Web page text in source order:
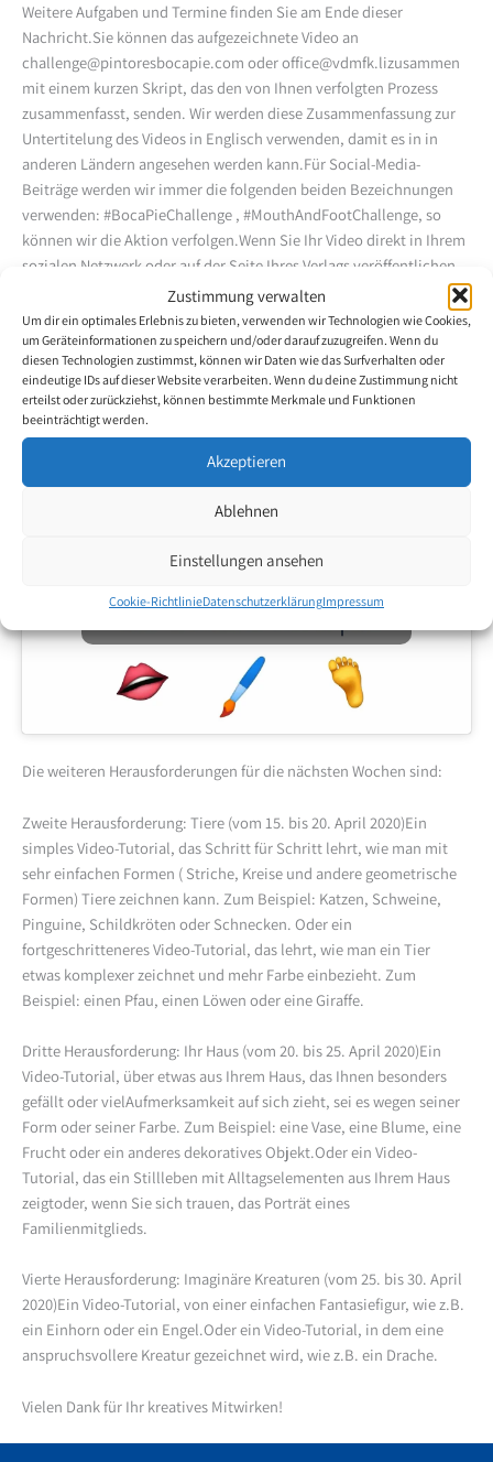
Zustimmung verwalten
Um dir ein optimales Erlebnis zu bieten, verwenden wir Technologien wie Cookies,
um Geräteinformationen zu speichern und/oder darauf zuzugreifen. Wenn du
diesen Technologien zustimmst, können wir Daten wie das Surfverhalten oder
eindeutige IDs auf dieser Website verarbeiten. Wenn du deine Zustimmung nicht
erteilst oder zurückziehst, können bestimmte Merkmale und Funktionen
beeinträchtigt werden.
Akzeptieren
Ablehnen
Einstellungen ansehen
Cookie-RichtlinieDatenschutzerklärungImpressum
Weitere Aufgaben und Termine finden Sie am Ende dieser
Nachricht.Sie können das aufgezeichnete Video an
challenge@pintoresbocapie.com oder office@vdmfk.lizusammen
mit einem kurzen Skript, das den von Ihnen verfolgten Prozess
zusammenfasst, senden. Wir werden diese Zusammenfassung zur
Untertitelung des Videos in Englisch verwenden, damit es in in
anderen Ländern angesehen werden kann.Für Social-Media-
Beiträge werden wir immer die folgenden beiden Bezeichnungen
verwenden: #BocaPieChallenge , #MouthAndFootChallenge, so
können wir die Aktion verfolgen.Wenn Sie Ihr Video direkt in Ihrem
sozialen Netzwerk oder auf der Seite Ihres Verlags veröffentlichen
möchten, ist es wichtig, die beiden Hashtags und die englischen
Untertitel einzufügen, um es auch für andere Länder verständlich
zu machen. Bitte teilen Sie Ihre Challenge mit uns allen!
Wir freuen uns darauf, die Werke aus der ganzen Welt zu sehen.Hier
haben Sie ein Beispiel unseres Stipendiaten Alejandro Pinazo, der
Ihnen erklärt,wie Sie ganz einfach Micky Maus zeichnen können.
Klicke hier, um Marketing-Cookies zu
Die weiteren Herausforderungen für die nächsten Wochen sind:
Zweite Herausforderung: Tiere (vom 15. bis 20. April 2020)Ein
simples Video-Tutorial, das Schritt für Schritt lehrt, wie man mit
sehr einfachen Formen ( Striche, Kreise und andere geometrische
Formen) Tiere zeichnen kann. Zum Beispiel: Katzen, Schweine,
Pinguine, Schildkröten oder Schnecken. Oder ein
fortgeschritteneres Video-Tutorial, das lehrt, wie man ein Tier
etwas komplexer zeichnet und mehr Farbe einbezieht. Zum
Beispiel: einen Pfau, einen Löwen oder eine Giraffe.
Dritte Herausforderung: Ihr Haus (vom 20. bis 25. April 2020)Ein
Video-Tutorial, über etwas aus Ihrem Haus, das Ihnen besonders
gefällt oder vielAufmerksamkeit auf sich zieht, sei es wegen seiner
Form oder seiner Farbe. Zum Beispiel: eine Vase, eine Blume, eine
Frucht oder ein anderes dekoratives Objekt.Oder ein Video-
Tutorial, das ein Stillleben mit Alltagselementen aus Ihrem Haus
zeigtoder, wenn Sie sich trauen, das Porträt eines
Familienmitglieds.
Vierte Herausforderung: Imaginäre Kreaturen (vom 25. bis 30. April
2020)Ein Video-Tutorial, von einer einfachen Fantasiefigur, wie z.B.
ein Einhorn oder ein Engel.Oder ein Video-Tutorial, in dem eine
anspruchsvollere Kreatur gezeichnet wird, wie z.B. ein Drache.
Vielen Dank für Ihr kreatives Mitwirken!